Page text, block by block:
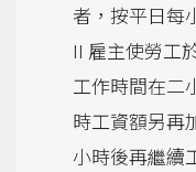
者，按平日每
II 雇主使勞工
工作時間在二
時工資額另再
小時後再繼續